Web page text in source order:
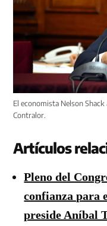
El economista Nelson
Contralor.
Artículos
Pleno del
confianza para
preside Aníbal